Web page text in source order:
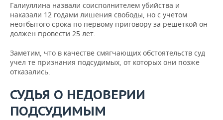
Галиуллина назвали соисполнителем убийства и
наказали 12 годами лишения свободы, но с учетом
неотбытого срока по первому приговору за решеткой он
должен провести 25 лет.
Заметим, что в качестве смягчающих обстоятельств суд
учел те признания подсудимых, от которых они позже
отказались.
СУДЬЯ О НЕДОВЕРИИ
ПОДСУДИМЫМ